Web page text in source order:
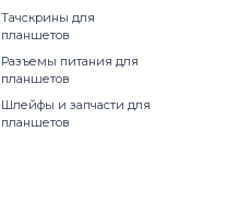
Тачскрины для
планшетов
Разъемы питания для
планшетов
Шлейфы и запчасти для
планшетов